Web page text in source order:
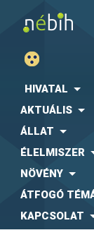
HIVATAL
AKTUÁLIS
ÁLLAT
ÉLELMISZER
NÖVÉNY
ÁTFOGÓ
KAPCSOLAT